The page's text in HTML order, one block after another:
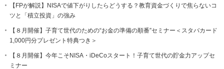
【FPが解説】NISAで値下がりしたらどうする？教育資金づくりで焦らないコ
ツと「積立投資」の強み
【８月開催】子育て世代のための“お金の準備の順番”セミナー＜スタバカード
1,000円分プレゼント特典つき＞
【８月開催】今年こそNISA・iDeCoスタート！子育て世代の貯金力アップセ
ミナー